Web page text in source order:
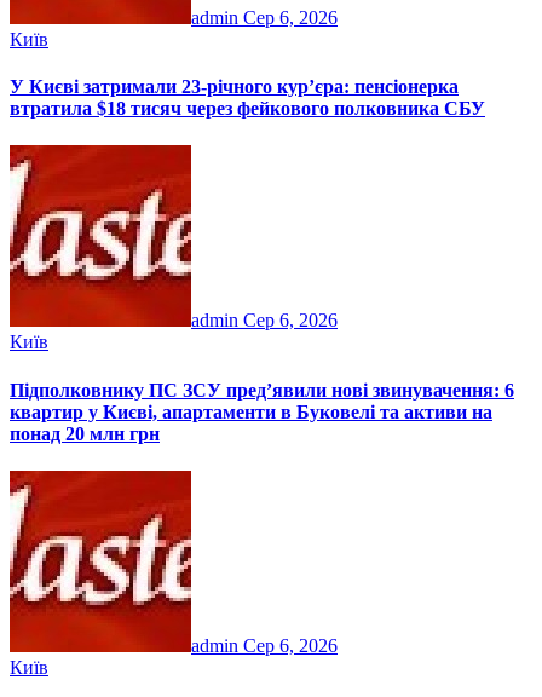
admin Сер 6, 2026
Київ
У Києві затримали 23-річного кур’єра: пенсіонерка
втратила $18 тисяч через фейкового полковника СБУ
admin Сер 6, 2026
Київ
Підполковнику ПС ЗСУ пред’явили нові звинувачення: 6
квартир у Києві, апартаменти в Буковелі та активи на
понад 20 млн грн
admin Сер 6, 2026
Київ